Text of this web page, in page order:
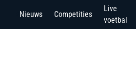
Nieuws Competities
Live
voetbal